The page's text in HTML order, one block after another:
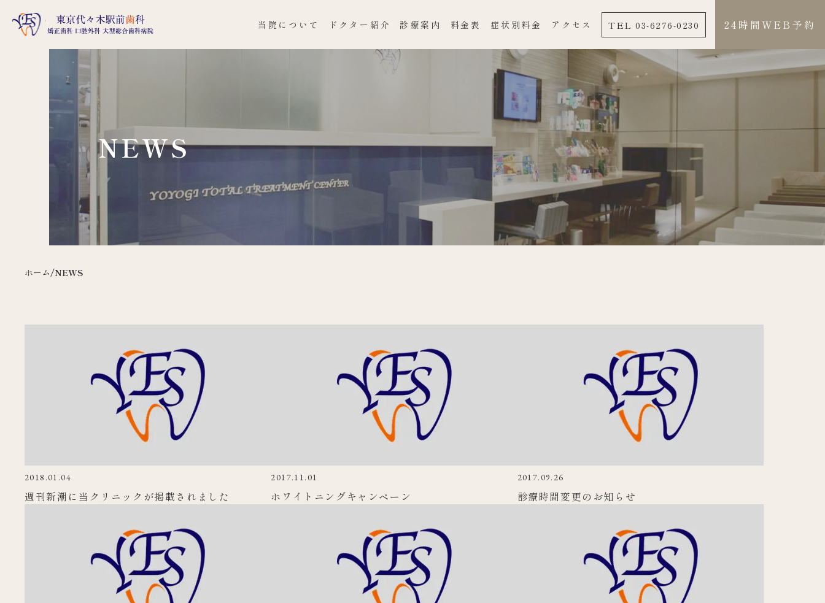
当院について ドクター紹介 診療案内 料金表 症状別料金 アクセス TEL 03-6276-0230 24時間WEB予約
NEWS
ホーム/NEWS
2018.01.04
週刊新潮に当クリニックが掲載されました
2017.11.01
ホワイトニングキャンペーン
2017.09.26
診療時間変更のお知らせ